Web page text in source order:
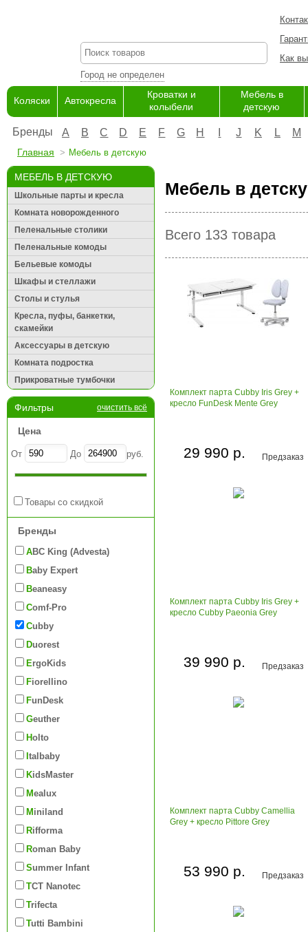
Город не определен
Как
Коляски Автокресла
Кроватки и
колыбели
Мебель в
детскую
Бренды A B C D E F G H J K L M
Главная Мебель в детскую
МЕБЕЛЬ В ДЕТСКУЮ
Школьные парты и кресла
Комната новорожденного
Пеленальные столики
Пеленальные комоды
Бельевые комоды
Шкафы и стеллажи
Столы и стулья
Кресла, пуфы, банкетки,
скамейки
Аксессуары в детскую
Комната подростка
Прикроватные тумбочки
Фильтры очистить всё
Цена
От До руб.
Товары со скидкой
Бренды
ABC King (Advesta)
Baby Expert
Beaneasy
Comf-Pro
Cubby
Duorest
ErgoKids
Fiorellino
FunDesk
Geuther
Holto
Italbaby
KidsMaster
Mealux
Miniland
Rifforma
Roman Baby
Summer Infant
TCT Nanotec
Trifecta
Tutti Bambini
Мебель в
Всего 133 товара
Комплект парта Cubby Iris Grey +
кресло FunDesk Mente Grey
Предзаказ
29 990 р.
Комплект парта Cubby Iris Grey +
кресло Cubby Paeonia Grey
Предзаказ
39 990 р.
Комплект парта Cubby Camellia
Grey + кресло Pittore Grey
Предзаказ
53 990 р.